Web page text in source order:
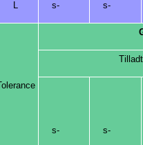
L s- s-
s- s-